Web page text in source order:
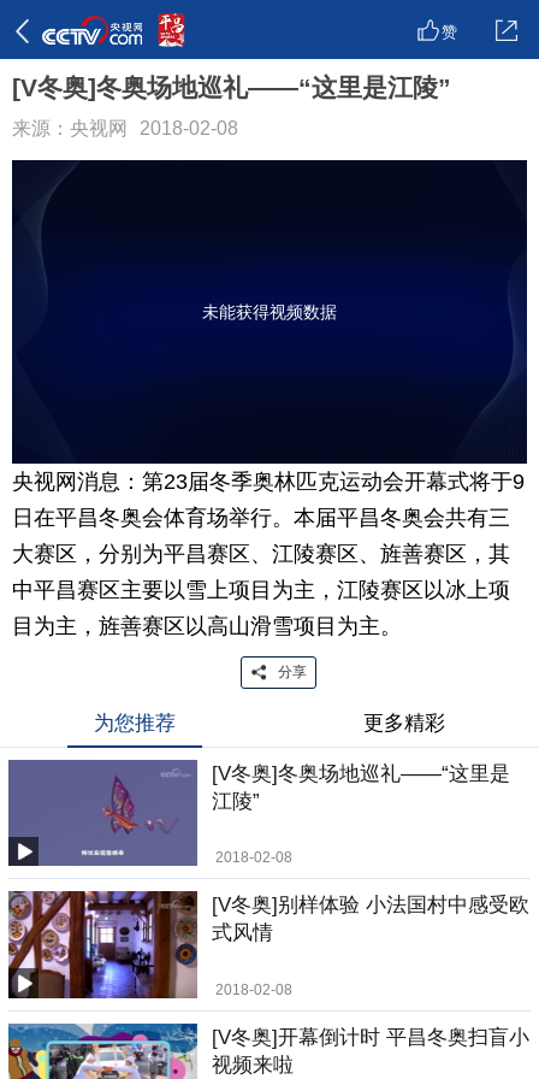
赞
[V冬奥]冬奥场地巡礼——“这里是江陵”
来源：央视网 2018-02-08
未能获得视频数据
央视网消息：第23届冬季奥林匹克运动会开幕式将于9
日在平昌冬奥会体育场举行。本届平昌冬奥会共有三
大赛区，分别为平昌赛区、江陵赛区、旌善赛区，其
中平昌赛区主要以雪上项目为主，江陵赛区以冰上项
目为主，旌善赛区以高山滑雪项目为主。
分享
为您推荐 更多精彩
[V冬奥]冬奥场地巡礼——“这里是
江陵”
2018-02-08
[V冬奥]别样体验 小法国村中感受欧
式风情
2018-02-08
[V冬奥]开幕倒计时 平昌冬奥扫盲小
视频来啦